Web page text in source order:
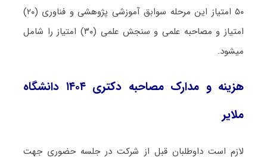
۵۰ امتیاز این مرحله سوابق آموزشی پژوهشی و فناوری (۲۰)
امتیاز و مصاحبه علمی و سنجش علمی (۳۰) امتیاز را شامل
میشود.
هزینه و مدارک مصاحبه دکتری ۱۴۰۴ دانشگاه
ملایر
لازم است داوطلبان قبل از شرکت در جلسه حضوری جهت